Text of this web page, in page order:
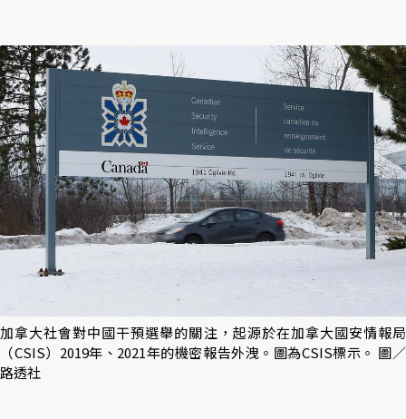
加拿大社會對中國干預選舉的關注，起源於在加拿大國安情報局
（CSIS）2019年、2021年的機密報告外洩。圖為CSIS標示。 圖／
路透社